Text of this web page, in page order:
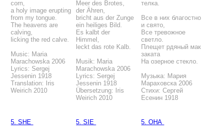
corn,
a holy image erupting
from my tongue.
The heavens are
calving,
licking the red calve.
Music: Maria
Marachowska 2006
Lyrics: Sergej
Jessenin 1918
Translation: Iris
Weirich 2010
Meer des Brotes,
der Ähren,
bricht aus der Zunge
ein heiliges Bild.
Es kalbt der
Himmel,
leckt das rote Kalb.
Musik: Maria
Marachowska 2006
Lyrics: Sergej
Jessenin 1918
Übersetzung: Iris
Weirich 2010
телка.
Все в них благостно
и свято,
Все тревожное
светло.
Плещет рдяный мак
заката
На озерное стекло.
Музыка: Мария
Мараховска 2006
Стихи: Сергей
Есенин 1918
5. SHE 5. SIE
5. ОНА